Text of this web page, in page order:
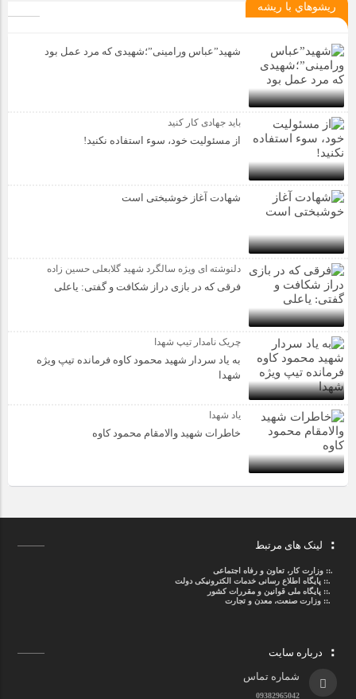
ريشوهاي با ريشه
شهید”عباس ورامینی”؛شهیدی که مرد عمل بود
باید جهادی کار کنید
از مسئولیت خود، سوء استفاده نکنید!
شهادت آغاز خوشبختی است
دلنوشته ای ویژه سالگرد شهید گلابعلی حسین زاده
فرقی که در بازی دراز شکافت و گفتی: یاعلی
چریک نامدار تیپ شهدا
به یاد سردار شهید محمود کاوه فرمانده تیپ ویژه
شهدا
یاد شهدا
خاطرات شهید والامقام محمود کاوه‌
لینک های مرتبط
.::وزارت کار، تعاون و رفاه اجتماعی
.::پایگاه اطلاع رسانی خدمات الکترونیکی دولت
.::پایگاه ملی قوانین و مقررات کشور
.:: وزارت صنعت، معدن و تجارت
درباره سایت
شماره تماس
09382965042